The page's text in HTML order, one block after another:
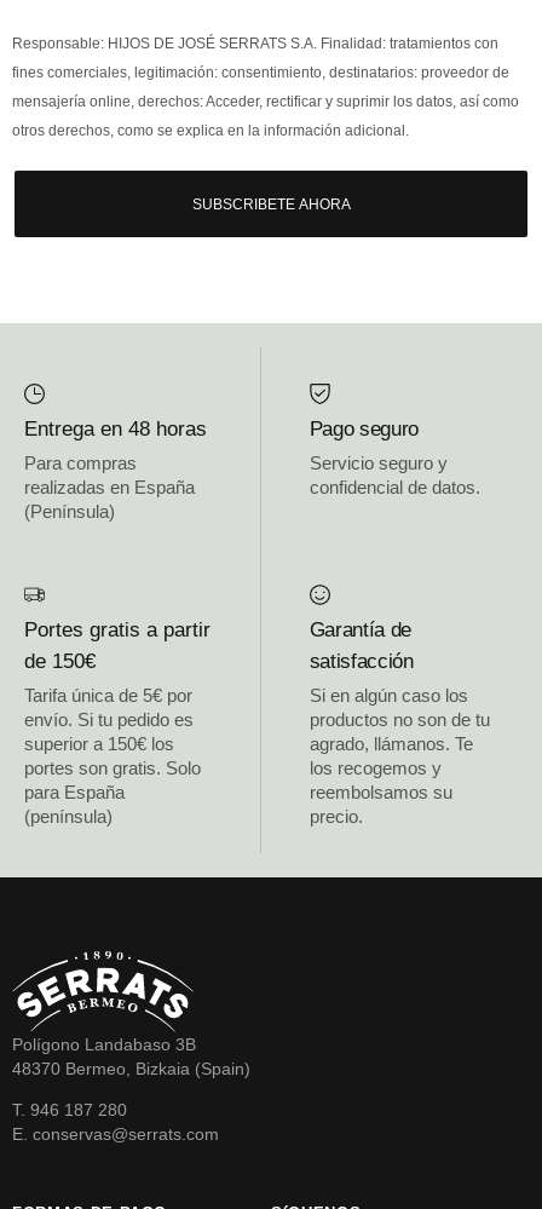
Responsable: HIJOS DE JOSÉ SERRATS S.A. Finalidad: tratamientos con
fines comerciales, legitimación: consentimiento, destinatarios: proveedor de
mensajería online, derechos: Acceder, rectificar y suprimir los datos, así como
otros derechos, como se explica en la información adicional.
SUBSCRIBETE AHORA
Entrega en 48 horas
Para compras
realizadas en España
(Península)
Pago seguro
Servicio seguro y
confidencial de datos.
Portes gratis a partir
de 150€
Tarifa única de 5€ por
envío. Si tu pedido es
superior a 150€ los
portes son gratis. Solo
para España
(península)
Garantía de
satisfacción
Si en algún caso los
productos no son de tu
agrado, llámanos. Te
los recogemos y
reembolsamos su
precio.
Polígono Landabaso 3B
48370 Bermeo, Bizkaia (Spain)
T. 946 187 280
E. conservas@serrats.com